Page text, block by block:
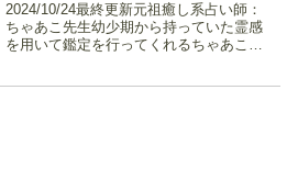
2024/10/24最終更新元祖癒し系占い師：
ちゃあこ先生幼少期から持っていた霊感
を用いて鑑定を行ってくれるちゃあこ先